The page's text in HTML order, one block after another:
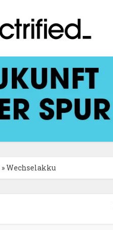
»Wechselakku